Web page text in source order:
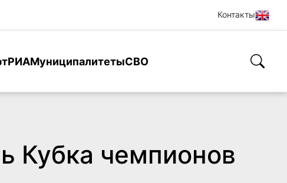
Контакты
РИАМуниципалитетыСВО
Кубка чемпионов